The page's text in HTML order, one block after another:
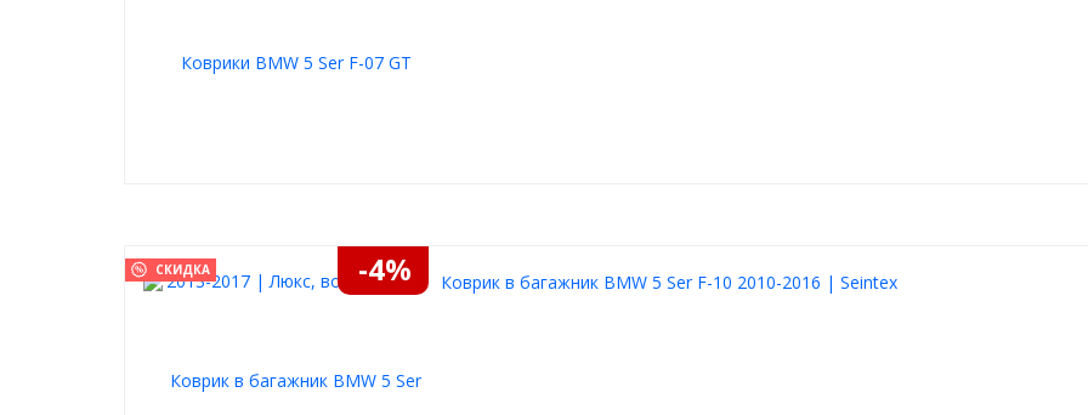
СКИДКА -4% Коврик в багажник BMW 5 Ser F-10 2010-2016 | Seintex